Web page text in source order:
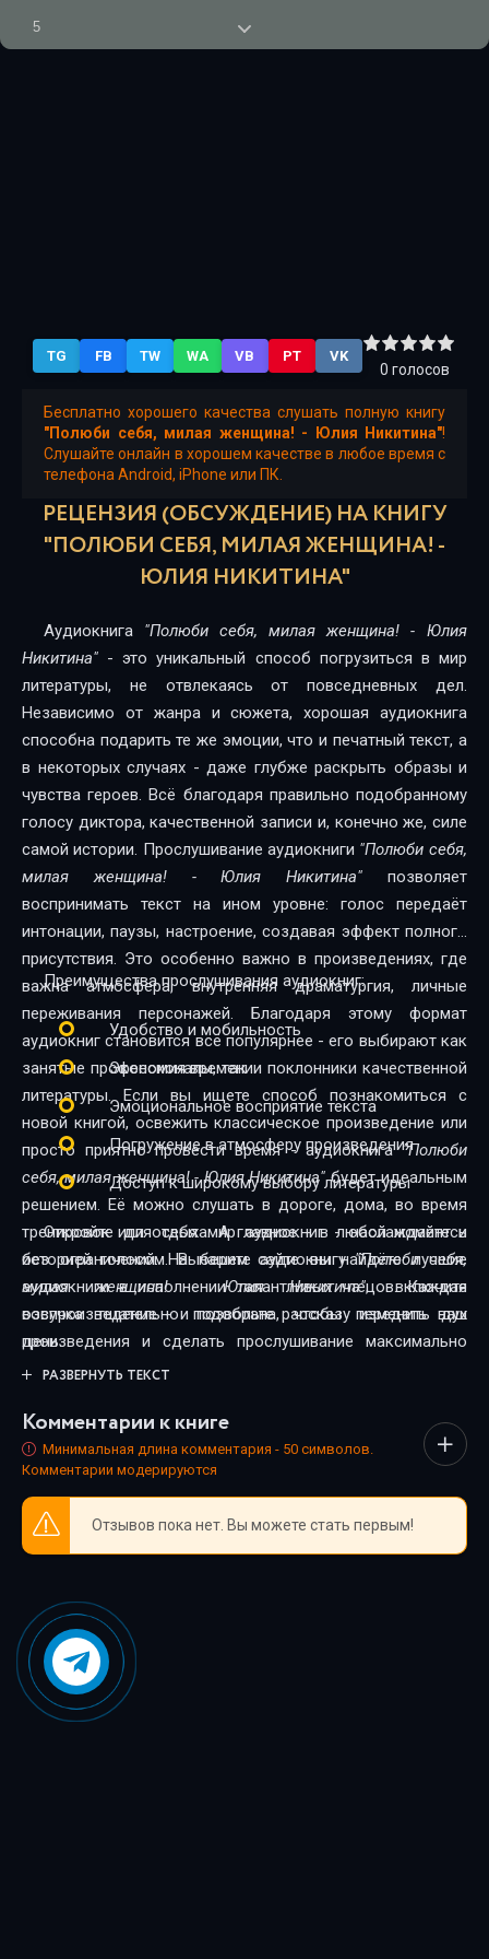
5
13
14
15
17
TG FB TW WA VB PT VK
0 голосов
Бесплатно хорошего качества слушать полную книгу
"Полюби себя, милая женщина! - Юлия Никитина"!
Слушайте онлайн в хорошем качестве в любое время с
телефона Android, iPhone или ПК.
РЕЦЕНЗИЯ (ОБСУЖДЕНИЕ) НА КНИГУ
"ПОЛЮБИ СЕБЯ, МИЛАЯ ЖЕНЩИНА! -
ЮЛИЯ НИКИТИНА"
Аудиокнига "Полюби себя, милая женщина! - Юлия
Никитина" - это уникальный способ погрузиться в мир
литературы, не отвлекаясь от повседневных дел.
Независимо от жанра и сюжета, хорошая аудиокнига
способна подарить те же эмоции, что и печатный текст, а
в некоторых случаях - даже глубже раскрыть образы и
чувства героев. Всё благодаря правильно подобранному
голосу диктора, качественной записи и, конечно же, силе
самой истории. Прослушивание аудиокниги "Полюби себя,
милая женщина! - Юлия Никитина" позволяет
воспринимать текст на ином уровне: голос передаёт
интонации, паузы, настроение, создавая эффект полного
присутствия. Это особенно важно в произведениях, где
важна атмосфера, внутренняя драматургия, личные
переживания персонажей. Благодаря этому формат
аудиокниг становится всё популярнее - его выбирают как
занятые профессионалы, так и поклонники качественной
литературы. Если вы ищете способ познакомиться с
новой книгой, освежить классическое произведение или
просто приятно провести время - аудиокнига"Полюби
себя, милая женщина! - Юлия Никитина"будет идеальным
решением. Её можно слушать в дороге, дома, во время
тренировок или отдыха. А главное - в любой момент и
без ограничений. На нашем сайте вы найдёте лучшие
аудиокниги в исполнении талантливых чтецов. Каждая
озвучка тщательно подобрана, чтобы передать дух
произведения и сделать прослушивание максимально
комфортным. Новинки и классика, фантастика и драма,
каждый нашёл книгу по душе.
Преимущества прослушивания аудиокниг:
Удобство и мобильность
Экономия времени
Эмоциональное восприятие текста
Погружение в атмосферу произведения
Доступ к широкому выбору литературы
Откройте для себя мир аудиокниг - наслаждайтесь
историей голосом. Выберите аудиокнигу"Полюби себя,
милая женщина! - Юлия Никитина", включите
воспроизведение - и позвольте рассказу изменить ваш
день.
РАЗВЕРНУТЬ ТЕКСТ
Комментарии к книге
Минимальная длина комментария - 50 символов.
Комментарии модерируются
Отзывов пока нет. Вы можете стать первым!